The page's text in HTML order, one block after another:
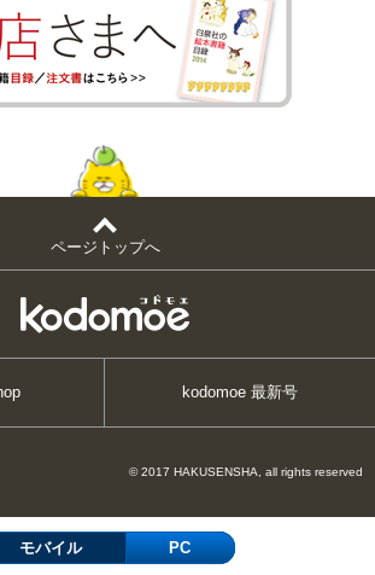
ページトップへ
kodomoe 最新号
© 2017 HAKUSENSHA, all rights reserved
モバイル PC